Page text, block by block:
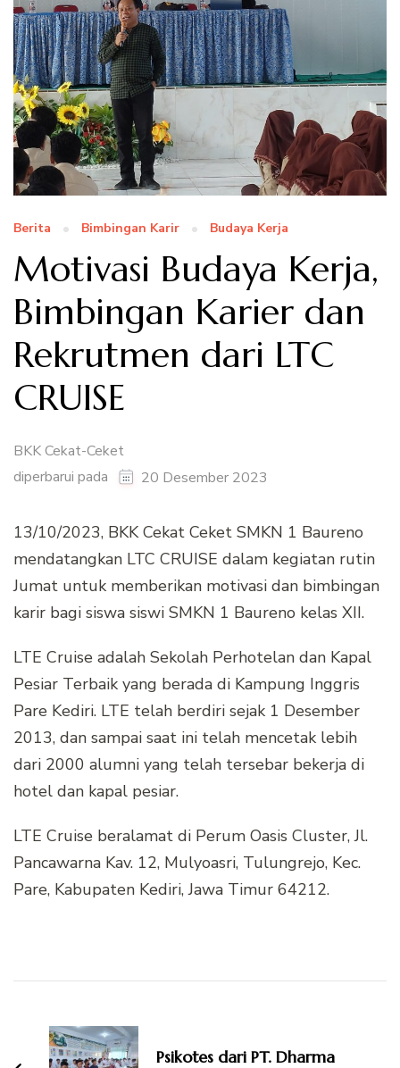
Berita Bimbingan Karir Budaya Kerja
Motivasi Budaya Kerja,
Bimbingan Karier dan
Rekrutmen dari LTC
CRUISE
BKK Cekat-Ceket
diperbarui pada
20 Desember 2023
13/10/2023, BKK Cekat Ceket SMKN 1 Baureno
mendatangkan LTC CRUISE dalam kegiatan rutin
Jumat untuk memberikan motivasi dan bimbingan
karir bagi siswa siswi SMKN 1 Baureno kelas XII.
LTE Cruise adalah Sekolah Perhotelan dan Kapal
Pesiar Terbaik yang berada di Kampung Inggris
Pare Kediri. LTE telah berdiri sejak 1 Desember
2013, dan sampai saat ini telah mencetak lebih
dari 2000 alumni yang telah tersebar bekerja di
hotel dan kapal pesiar.
LTE Cruise beralamat di Perum Oasis Cluster, Jl.
Pancawarna Kav. 12, Mulyoasri, Tulungrejo, Kec.
Pare, Kabupaten Kediri, Jawa Timur 64212.
Artikel
Psikotes dari PT. Dharma